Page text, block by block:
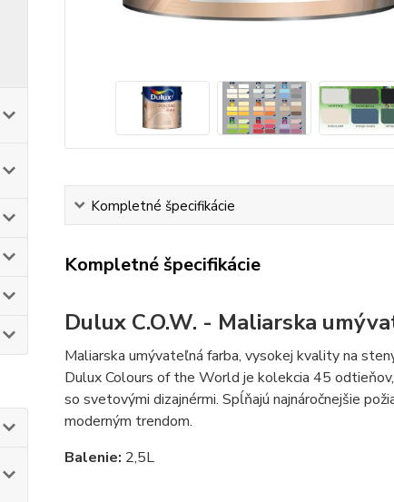
Kompletné špecifikácie
Kompletné špecifikácie
Dulux C.O.W. - Maliarska
Maliarska umývateľná farba, vysokej kvality na
Dulux Colours of the World je kolekcia 45
so svetovými dizajnérmi. Spĺňajú najnáročnejšie
moderným trendom.
Balenie: 2,5L